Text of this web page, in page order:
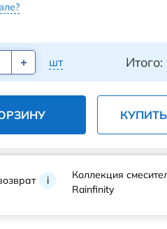
шт Итого:
i
Коллекция
Rainfinity